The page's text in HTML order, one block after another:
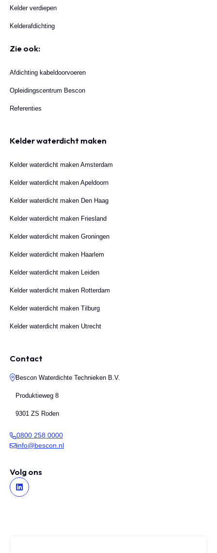
Kelder verdiepen
Kelderafdichting
Zie ook:
Afdichting kabeldoorvoeren
Opleidingscentrum Bescon
Referenties
Kelder waterdicht maken
Kelder waterdicht maken Amsterdam
Kelder waterdicht maken Apeldoorn
Kelder waterdicht maken Den Haag
Kelder waterdicht maken Friesland
Kelder waterdicht maken Groningen
Kelder waterdicht maken Haarlem
Kelder waterdicht maken Leiden
Kelder waterdicht maken Rotterdam
Kelder waterdicht maken Tilburg
Kelder waterdicht maken Utrecht
Contact
Bescon Waterdichte Technieken B.V.
Produktieweg 8
9301 ZS Roden
0800 258 0000
info@bescon.nl
Volg ons